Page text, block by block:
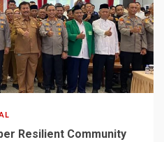
Resilient Community